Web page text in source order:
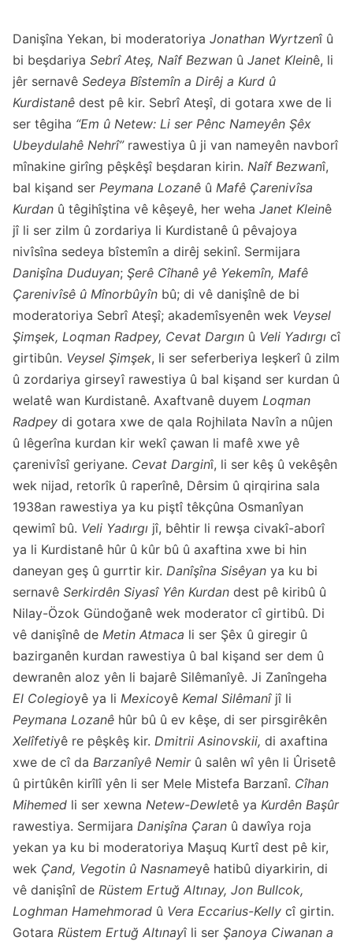
Danişîna Yekan, bi moderatoriya Jonathan Wyrtzenî û
bi beşdariya Sebrî Ateş, Naîf Bezwan û Janet Kleinê, li
jêr sernavê Sedeya Bîstemîn a Dirêj a Kurd û
Kurdistanê dest pê kir. Sebrî Ateşî, di gotara xwe de li
ser têgiha “Em û Netew: Li ser Pênc Nameyên Şêx
Ubeydulahê Nehrî”rawestiya û ji van nameyên navborî
mînakine girîng pêşkêşî beşdaran kirin. Naîf Bezwanî,
bal kişand ser Peymana Lozanê û Mafê Çarenivîsa
Kurdan û têgihîştina vê kêşeyê, her weha Janet Kleinê
jî li ser zilm û zordariya li Kurdistanê û pêvajoya
nivîsîna sedeya bîstemîn a dirêj sekinî. Sermijara
Danişîna Duduyan; Şerê Cîhanê yê Yekemîn, Mafê
Çarenivîsê û Mînorbûyîn bû; di vê danişînê de bi
moderatoriya Sebrî Ateşî; akademîsyenên wek Veysel
Şimşek, Loqman Radpey, Cevat Dargın û Veli Yadırgı cî
girtibûn. Veysel Şimşek, li ser seferberiya leşkerî û zilm
û zordariya girseyî rawestiya û bal kişand ser kurdan û
welatê wan Kurdistanê. Axaftvanê duyem Loqman
Radpey di gotara xwe de qala Rojhilata Navîn a nûjen
û lêgerîna kurdan kir wekî çawan li mafê xwe yê
çarenivîsî geriyane. Cevat Darginî, li ser kêş û vekêşên
wek nijad, retorîk û raperînê, Dêrsim û qirqirina sala
1938an rawestiya ya ku piştî têkçûna Osmanîyan
qewimî bû. Veli Yadırgı jî, bêhtir li rewşa civakî-aborî
ya li Kurdistanê hûr û kûr bû û axaftina xwe bi hin
daneyan geş û gurrtir kir. Danîşîna Sisêyan ya ku bi
sernavê Serkirdên Siyasî Yên Kurdan dest pê kiribû û
Nilay-Özok Gündoğanê wek moderator cî girtibû. Di
vê danişînê de Metin Atmaca li ser Şêx û giregir û
bazirganên kurdan rawestiya û bal kişand ser dem û
dewranên aloz yên li bajarê Silêmanîyê. Ji Zanîngeha
El Colegioyê ya li Mexicoyê Kemal Silêmanîjî li
Peymana Lozanê hûr bû û ev kêşe, di ser pirsgirêkên
Xelîfetiyê re pêşkêş kir. Dmitrii Asinovskii, di axaftina
xwe de cî da Barzanîyê Nemirû salên wî yên li Ûrisetê
û pirtûkên kirîlî yên li ser Mele Mistefa Barzanî. Cîhan
Mihemed li ser xewna Netew-Dewletê ya Kurdên Başûr
rawestiya. Sermijara Danişîna Çaran û dawîya roja
yekan ya ku bi moderatoriya Maşuq Kurtî dest pê kir,
wek Çand, Vegotin û Nasnameyê hatibû diyarkirin, di
vê danişînî de Rüstem Ertuğ Altınay, Jon Bullcok,
Loghman Hamehmorad û Vera Eccarius-Kelly cî girtin.
Gotara Rüstem Ertuğ Altınayî li ser Şanoya Ciwanan a